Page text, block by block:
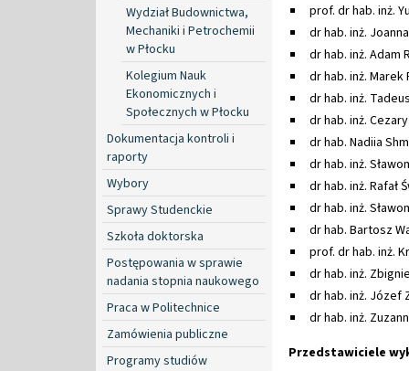
Wydział Budownictwa,
Mechaniki i Petrochemii
w Płocku
Kolegium Nauk
Ekonomicznych i
Społecznych w Płocku
Dokumentacja kontroli i
raporty
Wybory
Sprawy Studenckie
Szkoła doktorska
Postępowania w sprawie
nadania stopnia naukowego
Praca w Politechnice
Zamówienia publiczne
Programy studiów
prof. dr hab. inż.
dr hab. inż.
dr hab. inż. Adam
dr hab. inż.
dr hab. inż.
dr hab. inż.
dr hab. Nadiia
dr hab. inż.
dr hab. inż. Rafał
dr hab. inż.
dr hab. Bartosz
prof. dr hab. inż.
dr hab. inż.
dr hab. inż. Józef
dr hab. inż.
Przedstawiciele